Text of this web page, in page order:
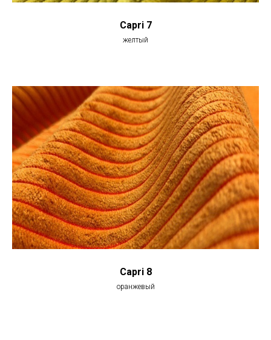
Capri 7
желтый
Capri 8
оранжевый